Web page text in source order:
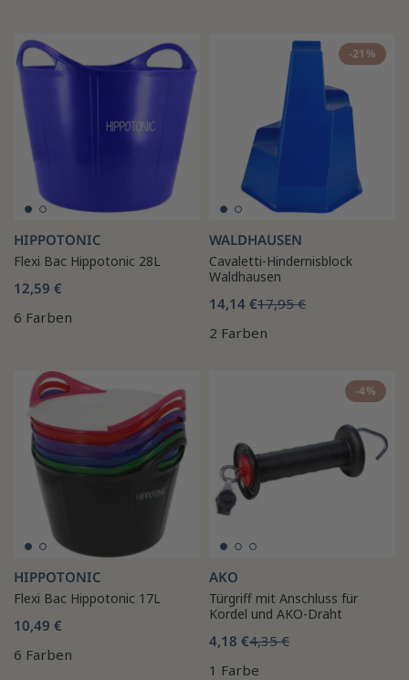
HIPPOTONIC
Flexi Bac Hippotonic 28L
12,59 €
6 Farben
-21%
WALDHAUSEN
Cavaletti-Hindernisblock
Waldhausen
14,14 €17,95 €
2 Farben
HIPPOTONIC
Flexi Bac Hippotonic 17L
10,49 €
6 Farben
-4%
AKO
Türgriff mit Anschluss für
Kordel und AKO-Draht
4,18 €4,35 €
1 Farbe